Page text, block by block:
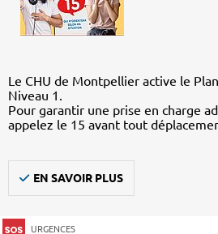
Le CHU de Montpellier active le
Niveau 1.
Pour garantir une prise en charge
appelez le 15 avant tout
EN SAVOIR PLUS
URGENCES